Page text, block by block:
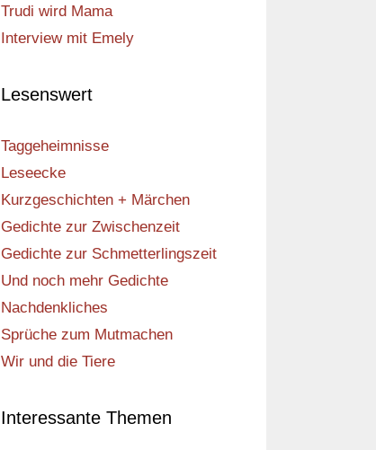
Trudi wird Mama
Interview mit Emely
Lesenswert
Taggeheimnisse
Leseecke
Kurzgeschichten + Märchen
Gedichte zur Zwischenzeit
Gedichte zur Schmetterlingszeit
Und noch mehr Gedichte
Nachdenkliches
Sprüche zum Mutmachen
Wir und die Tiere
Interessante Themen